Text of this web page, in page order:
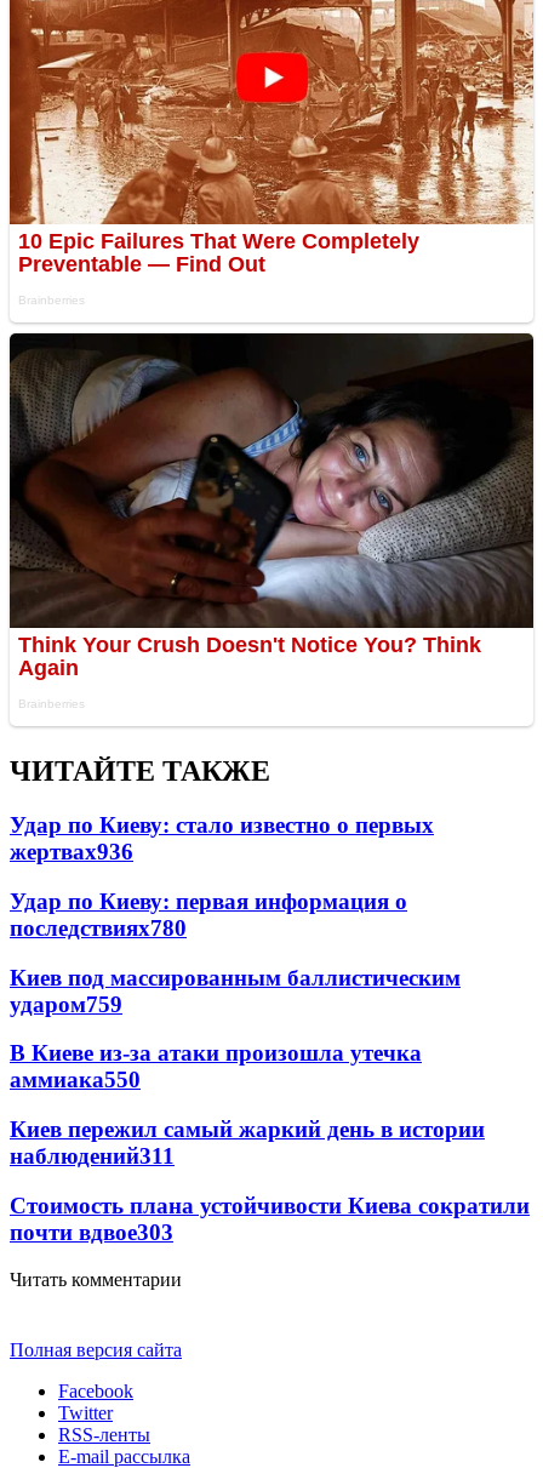
ЧИТАЙТЕ ТАКЖЕ
Удар по Киеву: стало известно о первых
жертвах936
Удар по Киеву: первая информация о
последствиях780
Киев под массированным баллистическим
ударом759
В Киеве из-за атаки произошла утечка
аммиака550
Киев пережил самый жаркий день в истории
наблюдений311
Стоимость плана устойчивости Киева сократили
почти вдвое303
Читать комментарии
Полная версия сайта
Facebook
Twitter
RSS-ленты
E-mail рассылка